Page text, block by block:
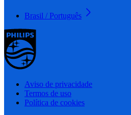
Brasil / Português
Aviso de privacidade
Termos de uso
Política de cookies